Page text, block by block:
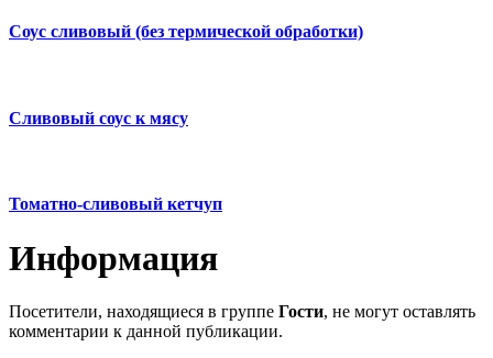
Соус сливовый (без термической обработки)
Сливовый соус к мясу
Томатно-сливовый кетчуп
Информация
Посетители, находящиеся в группе Гости, не могут оставлять
комментарии к данной публикации.